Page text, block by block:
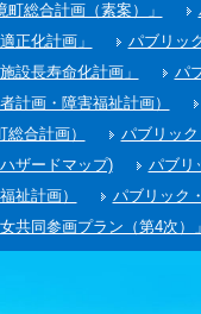
総合計画（素案）」
正化計画」
パブリッ
設長寿命化計画」
パ
計画・障害福祉計画）
合計画）
パブリック
ザードマップ)
パブリ
祉計画）
パブリック
共同参画プラン（第4次）」